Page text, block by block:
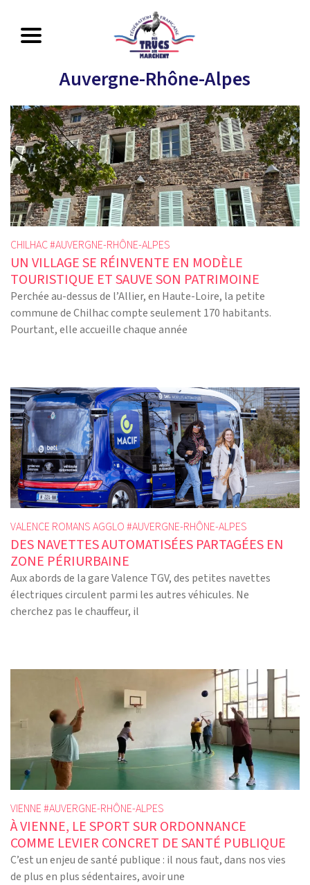
Auvergne-Rhône-Alpes
CHILHAC #AUVERGNE-RHÔNE-ALPES
UN VILLAGE SE RÉINVENTE EN MODÈLE
TOURISTIQUE ET SAUVE SON PATRIMOINE
Perchée au-dessus de l’Allier, en Haute-Loire, la petite
commune de Chilhac compte seulement 170 habitants.
Pourtant, elle accueille chaque année
VALENCE ROMANS AGGLO #AUVERGNE-RHÔNE-ALPES
DES NAVETTES AUTOMATISÉES PARTAGÉES EN
ZONE PÉRIURBAINE
Aux abords de la gare Valence TGV, des petites navettes
électriques circulent parmi les autres véhicules. Ne
cherchez pas le chauffeur, il
VIENNE #AUVERGNE-RHÔNE-ALPES
À VIENNE, LE SPORT SUR ORDONNANCE
COMME LEVIER CONCRET DE SANTÉ PUBLIQUE
C’est un enjeu de santé publique : il nous faut, dans nos vies
de plus en plus sédentaires, avoir une